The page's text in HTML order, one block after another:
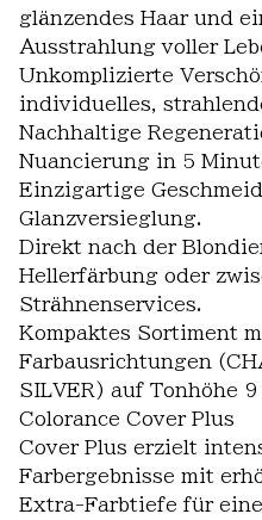
glänzendes Haar und
Ausstrahlung voller
Unkomplizierte
individuelles,
Nachhaltige
Nuancierung in 5
Einzigartige
Glanzversieglung.
Direkt nach der
Hellerfärbung oder
Strähnenservices.
Kompaktes Sortiment
Farbausrichtungen
SILVER) auf Tonhöhe 9
Colorance Cover Plus
Cover Plus erzielt
Farbergebnisse mit
Extra-Farbtiefe für